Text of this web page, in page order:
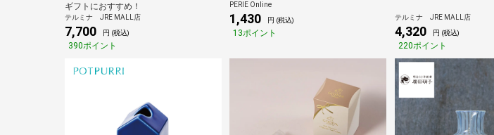
ギフトにおすすめ！
テルミナ JRE MALL店
7,700 円 (税込)
390ポイント
PERIE Online
1,430 円 (税込)
13ポイント
テルミナ JRE MALL店
4,320 円 (税込)
220ポイント